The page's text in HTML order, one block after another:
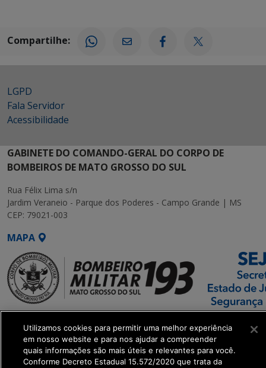
Compartilhe:
LGPD
Fala Servidor
Acessibilidade
GABINETE DO COMANDO-GERAL DO CORPO DE
BOMBEIROS DE MATO GROSSO DO SUL
Rua Félix Lima s/n
Jardim Veraneio - Parque dos Poderes - Campo Grande | MS
CEP: 79021-003
MAPA
SETDIG | Secretaria-
Executiva de
Transformação Digital
Utilizamos cookies para permitir uma melhor experiência
em nosso website e para nos ajudar a compreender
quais informações são mais úteis e relevantes para você.
Conforme Decreto Estadual 15.572/2020 que trata da